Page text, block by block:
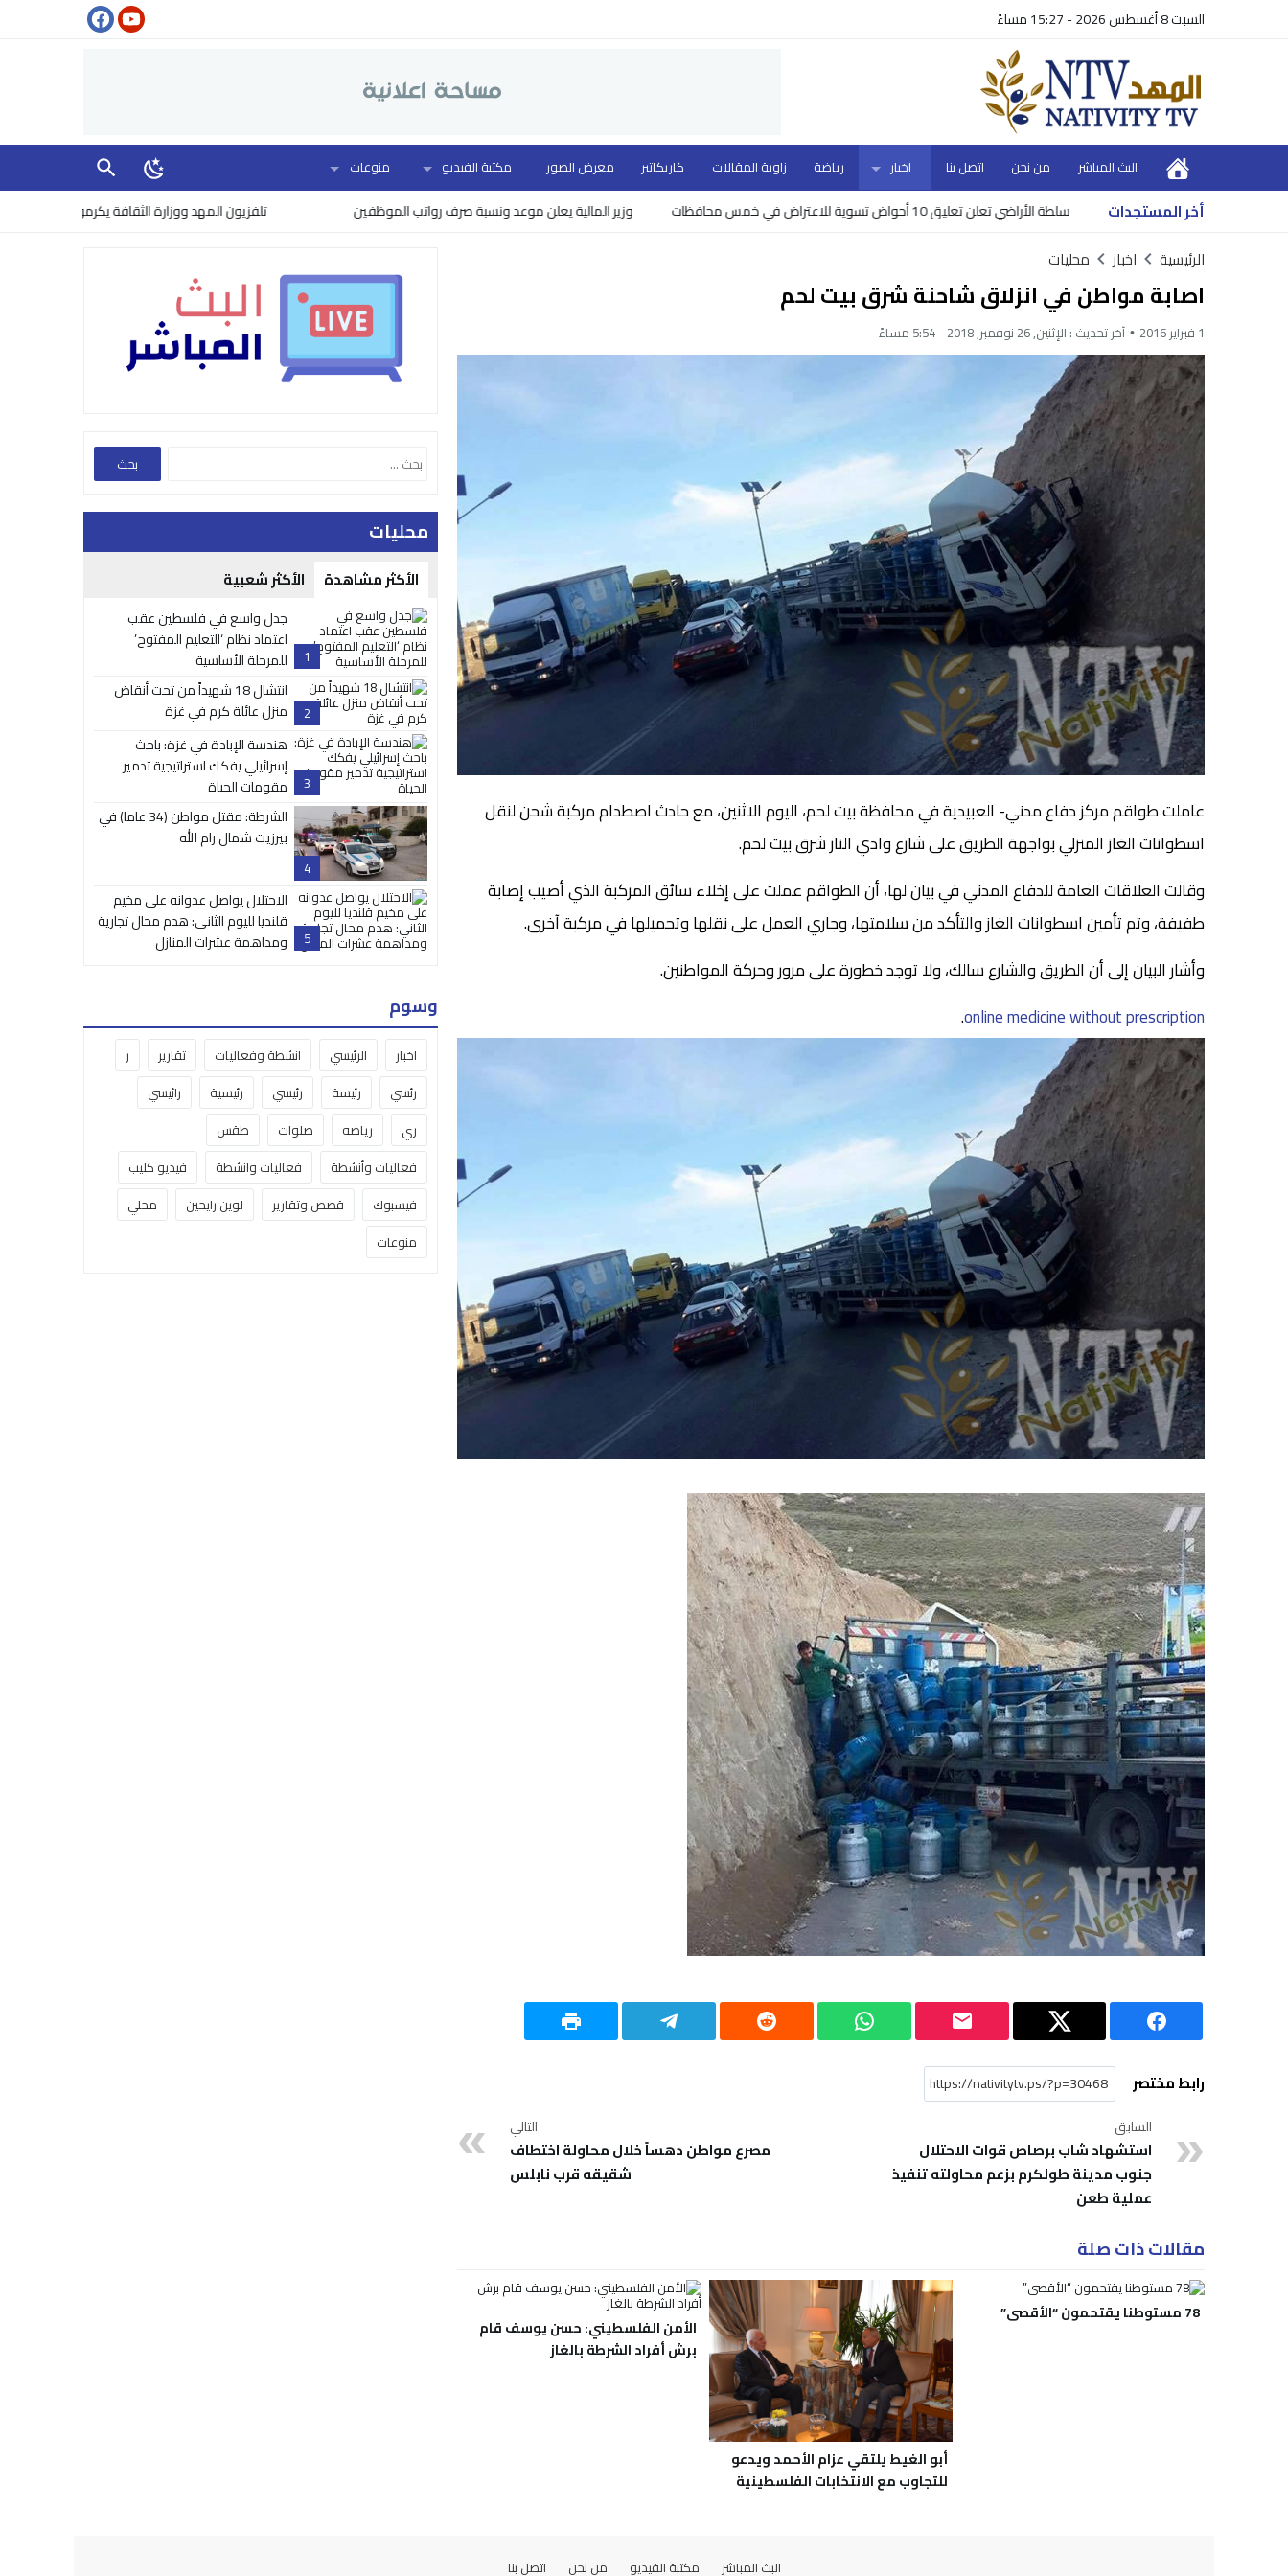
السبت 8 أغسطس 2026 - 15:27 مساءً
البث المباشر من نحن اتصل بنا اخبار رياضة زاوية المقالات كاريكاتير معرض الصور مكتبة الفيديو منوعات
أخر المستجدات تلفزيون المهد ووزارة الثقافة يكرمون نخبة من روّاد العمل ولا داعي للهلع سلطة الأراضي تعلن تعليق 10 أحواض تسوية للاعتراض في خمس محافظات وزير المالية يعلن موعد ونسبة صرف رواتب الموظفين
الرئيسية اخبار محليات
اصابة مواطن في انزلاق شاحنة شرق بيت لحم
1 فبراير 2016 آخر تحديث : الإثنين, 26 نوفمبر, 2018 - 5:54 مساءً
عاملت طواقم مركز دفاع مدني- العبيدية في محافظة بيت لحم، اليوم الاثنين، مع حادث اصطدام مركبة شحن لنقل
اسطوانات الغاز المنزلي بواجهة الطريق على شارع وادي النار شرق بيت لحم.
وقالت العلاقات العامة للدفاع المدني في بيان لها، أن الطواقم عملت على إخلاء سائق المركبة الذي أصيب إصابة
طفيفة، وتم تأمين اسطوانات الغاز والتأكد من سلامتها، وجاري العمل على نقلها وتحميلها في مركبة آخرى.
وأشار البيان إلى أن الطريق والشارع سالك، ولا توجد خطورة على مرور وحركة المواطنين.
online medicine without prescription
.
رابط مختصر
السابق
استشهاد شاب برصاص قوات الاحتلال
جنوب مدينة طولكرم بزعم محاولته تنفيذ
عملية طعن
التالي
مصرع مواطن دهساً خلال محاولة اختطاف
شقيقه قرب نابلس
مقالات ذات صلة
78 مستوطنا يقتحمون “الأقصى”
أبو الغيط يلتقي عزام الأحمد ويدعو
للتجاوب مع الانتخابات الفلسطينية
الأمن الفلسطيني: حسن يوسف قام
برش أفراد الشرطة بالغاز
محليات
الأكثر مشاهدة الأكثر شعبية
1
جدل واسع في فلسطين عقب
اعتماد نظام ‘التعليم المفتوح’
للمرحلة الأساسية
2
انتشال 18 شهيداً من تحت أنقاض
منزل عائلة كرم في غزة
3
هندسة الإبادة في غزة: باحث
إسرائيلي يفكك استراتيجية تدمير
مقومات الحياة
4
الشرطة: مقتل مواطن (34 عاما) في
بيرزيت شمال رام الله
5
الاحتلال يواصل عدوانه على مخيم
قلنديا لليوم الثاني: هدم محال تجارية
ومداهمة عشرات المنازل
وسوم
اخبار الرئيسي انشطة وفعاليات تقارير
ر
رئسي
رئيسة رئيسي رئيسية
رائيسي
ري
رياضه صلوات
طقس
فعاليات وأنشطة
فعاليات وانشطة
فيديو كليب
فيسبوك
قصص وتقارير لوين رايحين
محلي
منوعات
البث المباشر مكتبة الفيديو من نحن اتصل بنا